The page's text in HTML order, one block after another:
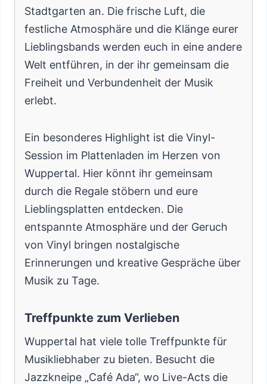
Stadtgarten an. Die frische Luft, die
festliche Atmosphäre und die Klänge eurer
Lieblingsbands werden euch in eine andere
Welt entführen, in der ihr gemeinsam die
Freiheit und Verbundenheit der Musik
erlebt.
Ein besonderes Highlight ist die Vinyl-
Session im Plattenladen im Herzen von
Wuppertal. Hier könnt ihr gemeinsam
durch die Regale stöbern und eure
Lieblingsplatten entdecken. Die
entspannte Atmosphäre und der Geruch
von Vinyl bringen nostalgische
Erinnerungen und kreative Gespräche über
Musik zu Tage.
Treffpunkte zum Verlieben
Wuppertal hat viele tolle Treffpunkte für
Musikliebhaber zu bieten. Besucht die
Jazzkneipe „Café Ada“, wo Live-Acts die